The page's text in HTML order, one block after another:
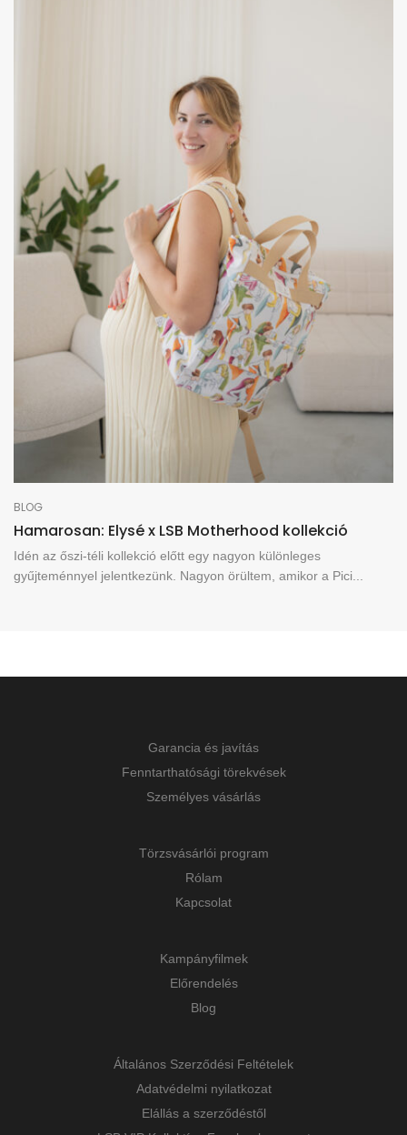
BLOG
Hamarosan: Elysé x LSB Motherhood kollekció
Idén az őszi-téli kollekció előtt egy nagyon különleges
gyűjteménnyel jelentkezünk. Nagyon örültem, amikor a Pici...
Garancia és javítás
Fenntarthatósági törekvések
Személyes vásárlás
Törzsvásárlói program
Rólam
Kapcsolat
Kampányfilmek
Előrendelés
Blog
Általános Szerződési Feltételek
Adatvédelmi nyilatkozat
Elállás a szerződéstől